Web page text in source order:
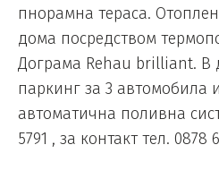
пнорамна тераса.
дома посредством
Дограма Rehau brilliant. В
паркинг за 3 автомобила
автоматична поливна
5791 , за контакт тел. 0878